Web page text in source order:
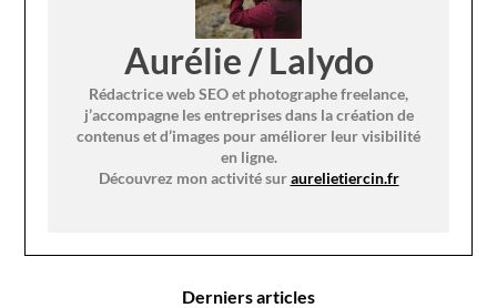
Aurélie / Lalydo
Rédactrice web SEO et photographe freelance,
j’accompagne les entreprises dans la création de
contenus et d’images pour améliorer leur visibilité
en ligne.
Découvrez mon activité suraurelietiercin.fr
Derniers articles